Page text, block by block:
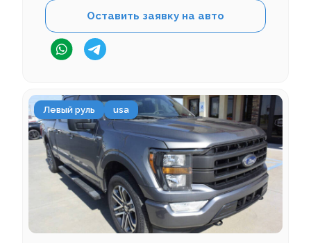
Оставить заявку на авто
Левый руль usa